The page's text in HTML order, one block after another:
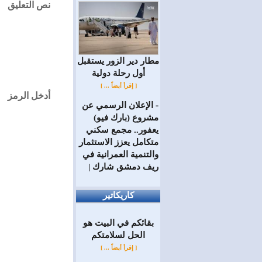
نص التعليق
أدخل الرمز
مطار دير الزور يستقبل
أول رحلة دولية
[ إقرأ أيضاً ... ]
=
الإعلان الرسمي عن
مشروع (بارك فيو)
يعفور.. مجمع سكني
متكامل يعزز الاستثمار
والتنمية العمرانية في
ريف دمشق شارك |
كاريكاتير
بقائكم في البيت هو
الحل لسلامتكم
[ إقرأ أيضاً ... ]